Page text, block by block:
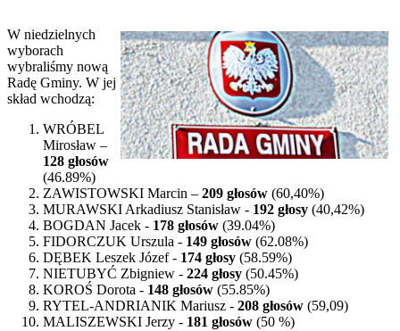
W niedzielnych
wyborach
wybraliśmy nową
Radę Gminy. W jej
skład wchodzą:
WRÓBEL
Mirosław –
128 głosów
(46.89%)
ZAWISTOWSKI Marcin – 209 głosów (60,40%)
MURAWSKI Arkadiusz Stanisław - 192 głosy (40,42%)
BOGDAN Jacek - 178 głosów (39.04%)
FIDORCZUK Urszula - 149 głosów (62.08%)
DĘBEK Leszek Józef - 174 głosy (58.59%)
NIETUBYĆ Zbigniew - 224 głosy (50.45%)
KOROŚ Dorota - 148 głosów (55.85%)
RYTEL-ANDRIANIK Mariusz - 208 głosów (59,09)
MALISZEWSKI Jerzy - 181 głosów (50 %)